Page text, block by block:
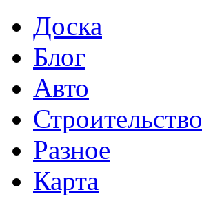
Доска
Блог
Авто
Строительство
Разное
Карта